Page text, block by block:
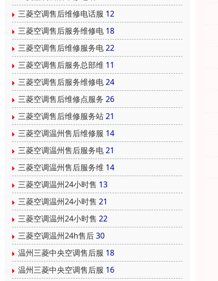
三菱空调售后维修电话服 12
三菱空调售后服务维修电 18
三菱空调售后维修服务电22
三菱空调售后服务总部维 11
三菱空调售后服务维修电24
三菱空调售后维修点服务 26
三菱空调售后维修服务站21
三菱空调温州售后维修服 14
三菱空调温州售后服务电21
三菱空调温州售后服务维 14
三菱空调温州24小时售 13
三菱空调温州24小时售 21
三菱空调温州24小时售 22
三菱空调温州24h售后30
温州三菱中央空调售后服 18
温州三菱中央空调售后服 16